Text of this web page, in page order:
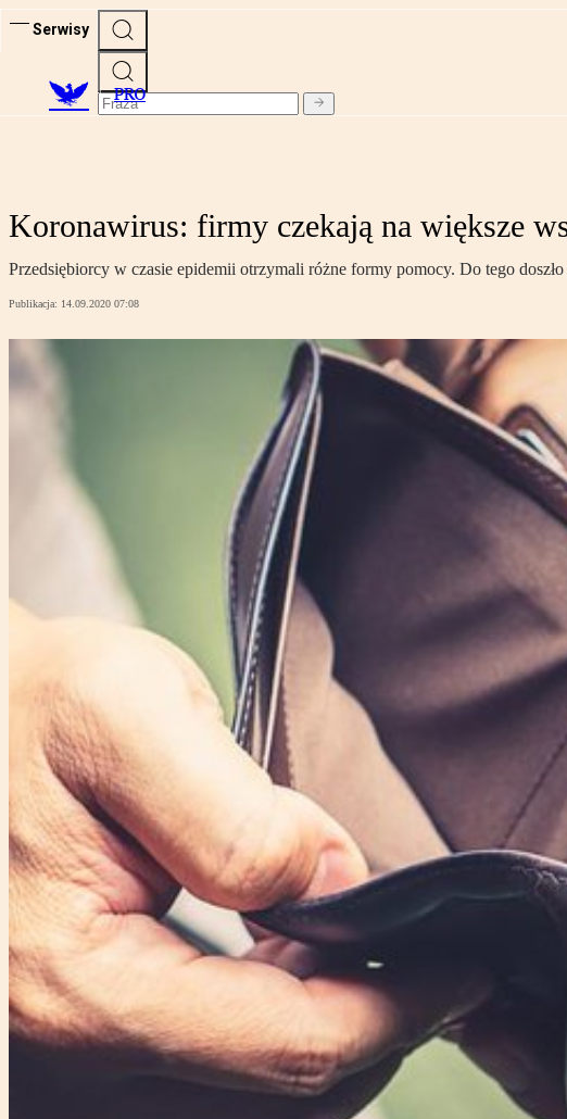
Serwisy
PRO
Koronawirus: firmy czekają na większe
Przedsiębiorcy w czasie epidemii otrzymali różne formy pomocy. Do tego
Publikacja: 14.09.2020 07:08